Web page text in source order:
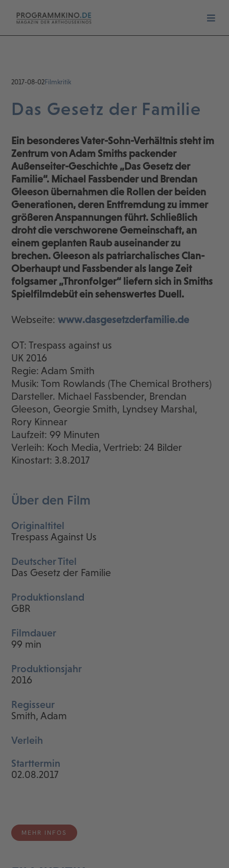
2017-08-02Filmkritik
Das Gesetz der Familie
Ein besonderes Vater-Sohn-Verhältnis steht im
Zentrum von Adam Smiths packender
Außenseiter-Geschichte „Das Gesetz der
Familie“. Michael Fassbender und Brendan
Gleeson übernahmen die Rollen der beiden
Generationen, deren Entfremdung zu immer
größeren Anspannungen führt. Schließlich
droht die verschworene Gemeinschaft, an
einem geplanten Raub auseinander zu
brechen. Gleeson als patriarchalisches Clan-
Oberhaupt und Fassbender als lange Zeit
folgsamer „Thronfolger“ liefern sich in Smiths
Spielfilmdebüt ein sehenswertes Duell.
Webseite:www.dasgesetzderfamilie.de
OT: Trespass against us
UK 2016
Regie: Adam Smith
Musik: Tom Rowlands (The Chemical Brothers)
Darsteller. Michael Fassbender, Brendan
Gleeson, Georgie Smith, Lyndsey Marshal,
Rory Kinnear
Laufzeit: 99 Minuten
Verleih: Koch Media, Vertrieb: 24 Bilder
Kinostart: 3.8.2017
Über den Film
Originaltitel
Trespass Against Us
Deutscher Titel
Das Gesetz der Familie
Produktionsland
GBR
Filmdauer
99 min
Produktionsjahr
2016
Regisseur
Smith, Adam
Verleih
Starttermin
02.08.2017
MEHR INFOS